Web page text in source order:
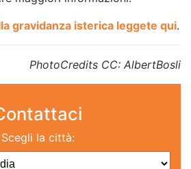
gravidanza isterica leggete qui.
PhotoCredits CC: AlbertBosli
Scegli la città: